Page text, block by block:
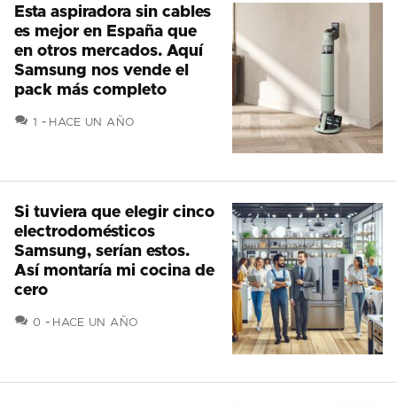
Esta aspiradora sin cables
es mejor en España que
en otros mercados. Aquí
Samsung nos vende el
pack más completo
1 COMENTARIOS
HACE UN AÑO
Si tuviera que elegir cinco
electrodomésticos
Samsung, serían estos.
Así montaría mi cocina de
cero
0 COMENTARIOS
HACE UN AÑO